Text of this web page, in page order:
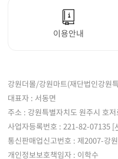
이용안내
강원더몰/강원마트(재단법인강원
대표자 : 서동면
주소 : 강원특별자치도 원주시 호
사업자등록번호 : 221-82-07135 [
통신판매업신고번호 : 제2007-강
개인정보보호책임자 : 이학수